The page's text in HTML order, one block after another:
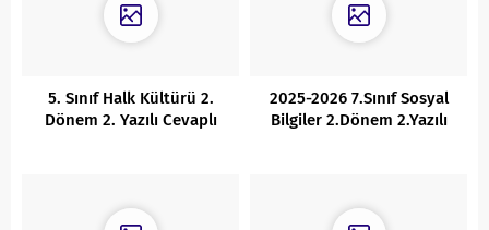
5. Sınıf Halk Kültürü 2.
Dönem 2. Yazılı Cevaplı
2025-2026 7.Sınıf Sosyal
Bilgiler 2.Dönem 2.Yazılı